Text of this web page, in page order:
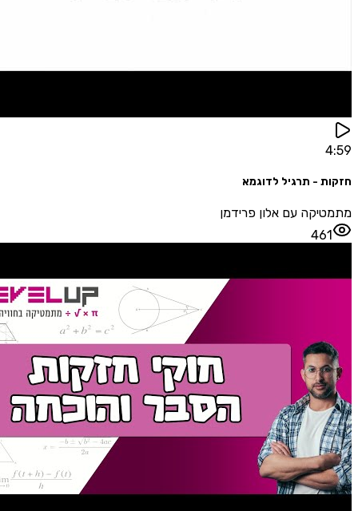
- תרגיל לדוגמא
עם אלון פרידמן